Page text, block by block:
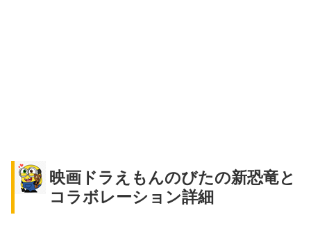
映画ドラえもんのびたの新恐竜と
コラボレーション詳細